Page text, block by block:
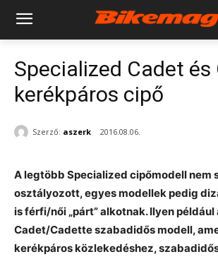
Specialized Cadet
kerékpáros cipő
Szerző: aszerk 2016.08.06.
A legtöbb Specialized cipőmodell nem
osztályozott, egyes modellek pedig
is férfi/női „párt” alkotnak. Ilyen például
Cadet/Cadette szabadidős modell,
kerékpáros közlekedéshez,